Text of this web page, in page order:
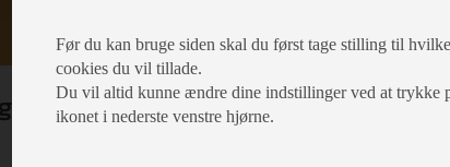
Før du kan bruge siden skal du først tage stilling til hvilke
cookies du vil tillade.
Du vil altid kunne ændre dine indstillinger ved at trykke
ikonet i nederste venstre hjørne.